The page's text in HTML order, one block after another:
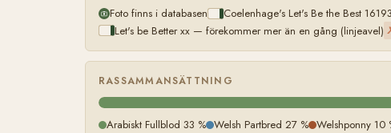
Foto finns i databasen Coelenhage's Let's Be the Best
Let's be Better xx — förekommer mer än en gång (linjeavel)
RASSAMMANSÄTTNING
Arabiskt Fullblod 33 % Welsh Partbred 27 % Welshponny 10